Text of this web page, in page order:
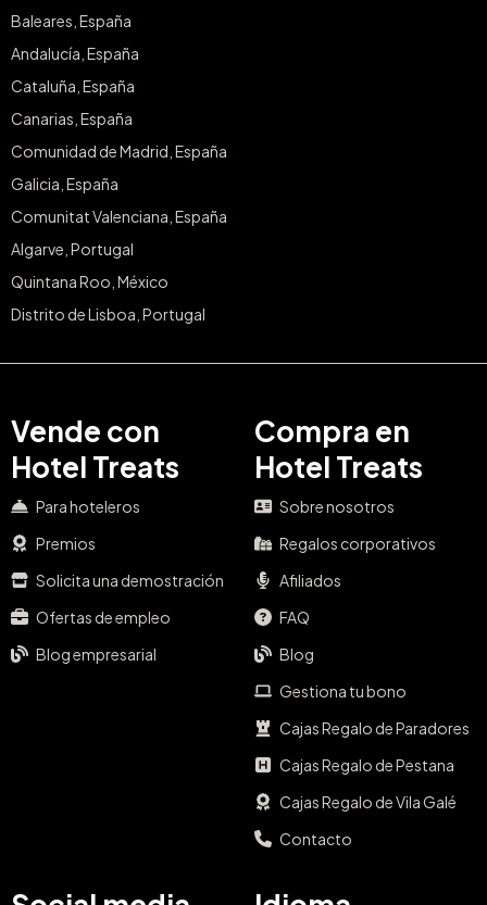
Baleares, España
Andalucía, España
Cataluña, España
Canarias, España
Comunidad de Madrid, España
Galicia, España
Comunitat Valenciana, España
Algarve, Portugal
Quintana Roo, México
Distrito de Lisboa, Portugal
Vende con
Hotel Treats
Para hoteleros
Premios
Solicita una demostración
Ofertas de empleo
Blog empresarial
Compra en
Hotel Treats
Sobre nosotros
Regalos corporativos
Afiliados
FAQ
Blog
Gestiona tu bono
Cajas Regalo de Paradores
Cajas Regalo de Pestana
Cajas Regalo de Vila Galé
Contacto